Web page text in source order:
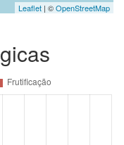
Leaflet | ©OpenStreetMap